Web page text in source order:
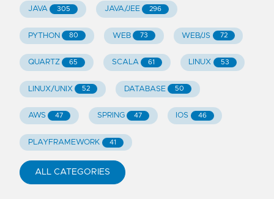
JAVA 305 JAVA/JEE 296
PYTHON 80 WEB 73 WEB/JS 72
QUARTZ 65 SCALA 61 LINUX 53
LINUX/UNIX 52 DATABASE 50
AWS 47 SPRING 47 IOS 46
PLAYFRAMEWORK 41
ALL CATEGORIES